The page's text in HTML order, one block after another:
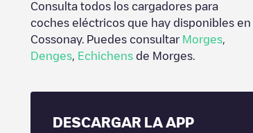
Consulta todos los cargadores para
coches eléctricos que hay disponibles en
Cossonay. Puedes consultar Morges
Denges
Echichens de Morges
DESCARGAR LA APP